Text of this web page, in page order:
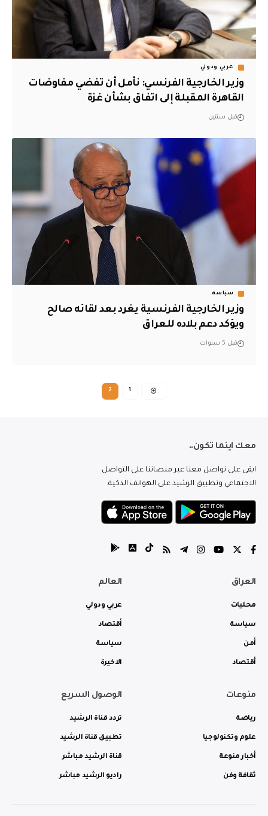
عربي ودولي
وزير الخارجية الفرنسي: نأمل أن تفضي مفاوضات
القاهرة المقبلة إلى اتفاق بشأن غزة
قبل سنتين
سياسة
وزير الخارجية الفرنسية يغرد بعد لقائه صالح
ويؤكد دعم بلاده للعراق
قبل 5 سنوات
1
2
معك اينما تكون..
ابقى على تواصل معنا عبر منصاتنا على التواصل
الاجتماعي وتطبيق الرشيد على الهواتف الذكية.
العراق
محليات
سياسة
أمن
أقتصاد
العالم
عربي ودولي
أقتصاد
سياسة
الاخيرة
منوعات
رياضة
علوم وتكنولوجيا
أخبار منوعة
ثقافة وفن
الوصول السريع
تردد قناة الرشيد
تطبيق قناة الرشيد
قناة الرشيد مباشر
راديو الرشيد مباشر